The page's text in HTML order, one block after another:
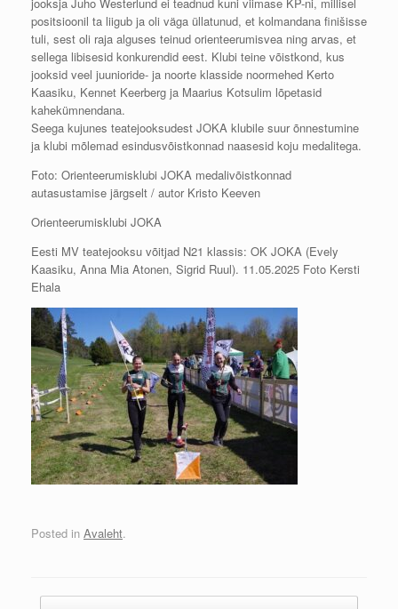
positsioonil ta liigub ja oli väga üllatunud, et kolmandana finišisse
tuli, sest oli raja alguses teinud orienteerumisvea ning arvas, et
sellega libisesid konkurendid eest. Klubi teine võistkond, kus
jooksid veel juunioride- ja noorte klasside noormehed Kerto
Kaasiku, Kennet Keerberg ja Maarius Kotsulim lõpetasid
kahekümnendana.
Seega kujunes teatejooksudest JOKA klubile suur õnnestumine
ja klubi mõlemad esindusvõistkonnad naasesid koju medalitega.
Foto: Orienteerumisklubi JOKA medalivõistkonnad
autasustamise järgselt / autor Kristo Keeven
Orienteerumisklubi JOKA
Eesti MV teatejooksu võitjad N21 klassis: OK JOKA (Evely
Kaasiku, Anna Mia Atonen, Sigrid Ruul). 11.05.2025 Foto Kersti
Ehala
Posted in Avaleht.